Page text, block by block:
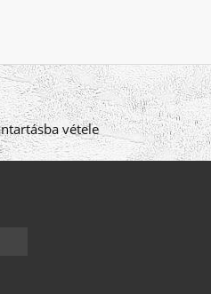
vétele